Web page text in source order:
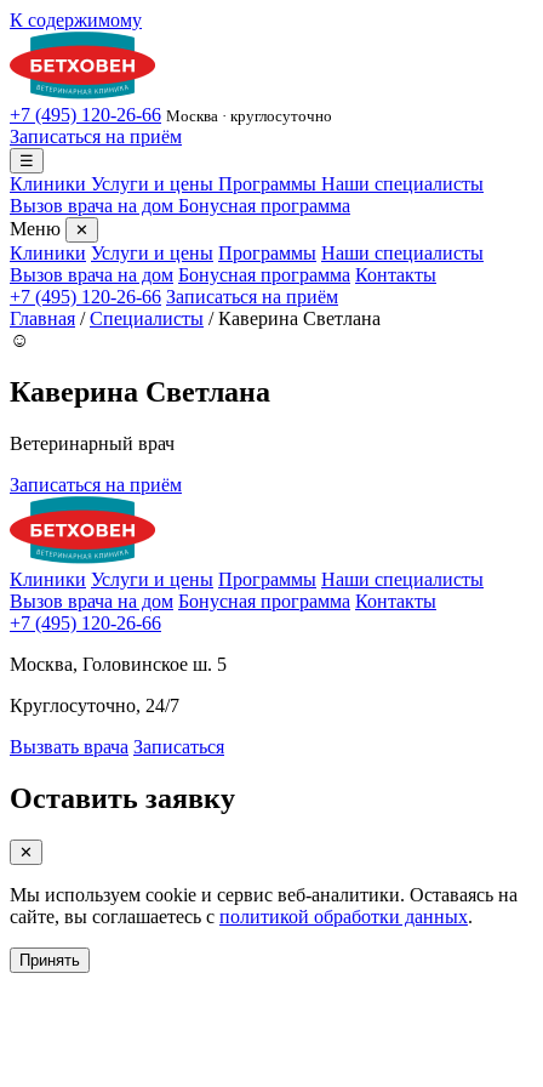
К содержимому
+7 (495) 120-26-66 Москва · круглосуточно
Записаться на приём
☰
Клиники Услуги и цены Программы Наши специалисты
Вызов врача на дом Бонусная программа
Меню
✕
Клиники Услуги и цены Программы Наши специалисты
Вызов врача на дом Бонусная программа Контакты
+7 (495) 120-26-66 Записаться на приём
Главная / Специалисты / Каверина Светлана
☺
Каверина Светлана
Ветеринарный врач
Записаться на приём
Клиники Услуги и цены Программы Наши специалисты
Вызов врача на дом Бонусная программа Контакты
+7 (495) 120-26-66
Москва, Головинское ш. 5
Круглосуточно, 24/7
Вызвать врача Записаться
Оставить заявку
✕
Мы используем cookie и сервис веб-аналитики. Оставаясь на
сайте, вы соглашаетесь с политикой обработки данных.
Принять